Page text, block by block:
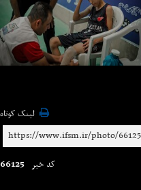
لینک کوتاه
کد خبر 66125